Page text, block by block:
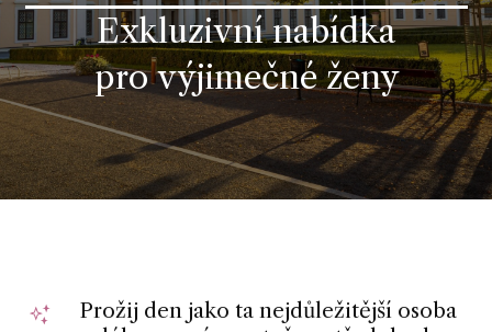
Exkluzivní nabídka
pro výjimečné ženy
Prožij den jako ta nejdůležitější osoba